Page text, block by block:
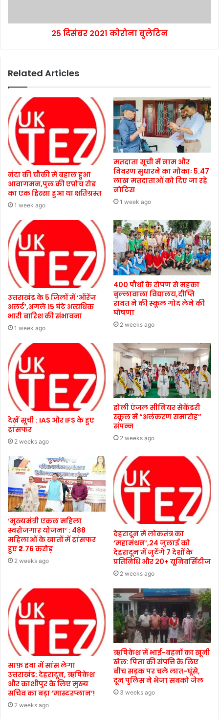
25 दिसंबर 2021 कोरोना बुलेटिन
Related Articles
नंदा की चौकी में बहाल हुआ
आवागमन,पुल की एप्रोच रोड
का एक हिस्सा हुआ था क्षतिग्रस्त
1 week ago
मतदाता सूची में नाम और
विवरण सुधारने का मौकाः 5.47
लाख मतदाताओं को दिए जा रहे
नोटिस
1 week ago
उत्तराखंड के 5 जिलों में ‘ऑरेंज
अलर्ट’,अगले 15 घंटे अत्यधिक
भारी बारिश की संभावना
1 week ago
400 पौधों के रोपण से महका
बुल्लावाला विद्यालय,दीप्ति
रावत ने की स्कूल गोद लेने की
घोषणा
2 weeks ago
देखें सूची : IAS और IFS के हुए
ट्रांसफर
2 weeks ago
होली एंजल सीनियर सेकेंडरी
स्कूल में “अलंकरण समारोह”
संपन्न
2 weeks ago
‘मुख्यमंत्री एकल महिला
स्वरोजगार योजना’ : 488
महिलाओं के खातों में ट्रांसफर
हुए ₹2.76 करोड़
2 weeks ago
देहरादून में लोकतंत्र का
‘महामंथन’,24 जुलाई को
देहरादून में जुटेंगे 7 देशों के
प्रतिनिधि और 20+ यूनिवर्सिटीज
2 weeks ago
साफ़ हवा में सांस लेगा
उत्तराखंड: देहरादून, ऋषिकेश
और काशीपुर के लिए मुख्य
सचिव का बड़ा ‘मास्टरप्लान’!
2 weeks ago
ऋषिकेश में भाई-बहनों का खूनी
खेल: पिता की संपत्ति के लिए
बीच सड़क पर चले लात-घूंसे,
दून पुलिस ने भेजा सबको जेल
3 weeks ago